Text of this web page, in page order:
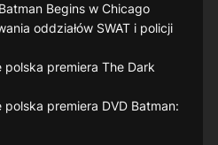
Batman Beginsw Chicago
oddziałów SWAT i policji
polska premiera The Dark
polska premiera DVD Batman: